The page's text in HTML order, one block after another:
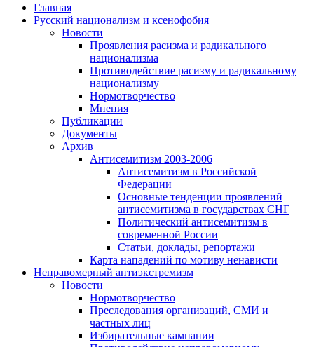
Главная
Русский национализм и ксенофобия
Новости
Проявления расизма и радикального
национализма
Противодействие расизму и радикальному
национализму
Нормотворчество
Мнения
Публикации
Документы
Архив
Антисемитизм 2003-2006
Антисемитизм в Российской
Федерации
Основные тенденции проявлений
антисемитизма в государствах СНГ
Политический антисемитизм в
современной России
Статьи, доклады, репортажи
Карта нападений по мотиву ненависти
Неправомерный антиэкстремизм
Новости
Нормотворчество
Преследования организаций, СМИ и
частных лиц
Избирательные кампании